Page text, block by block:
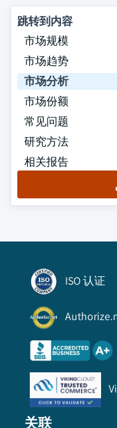
跳转到内容
市场规模
市场趋势
市场分析
市场份额
常见问题
研究方法
相关报告
ISO 认证
关联